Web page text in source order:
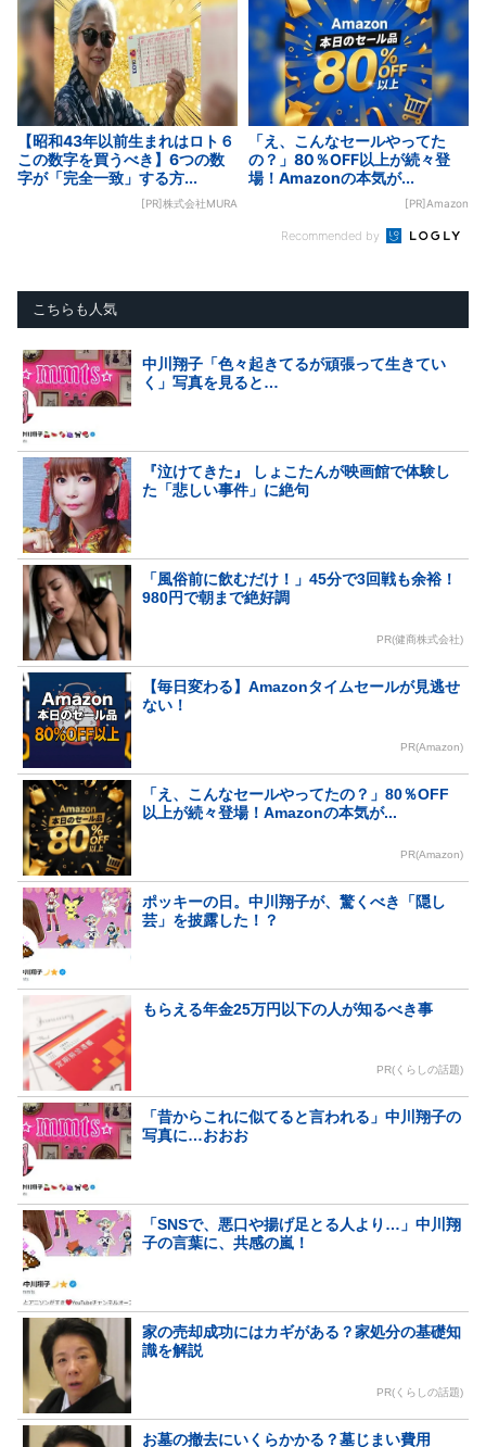
【昭和43年以前生まれはロト６
この数字を買うべき】6つの数
字が「完全一致」する方...
[PR]株式会社MURA
「え、こんなセールやってた
の？」80％OFF以上が続々登
場！Amazonの本気が...
[PR]Amazon
Recommended by
こちらも人気
中川翔子「色々起きてるが頑張って生きてい
く」写真を見ると…
『泣けてきた』 しょこたんが映画館で体験し
た「悲しい事件」に絶句
「風俗前に飲むだけ！」45分で3回戦も余裕！
980円で朝まで絶好調
PR(健商株式会社)
【毎日変わる】Amazonタイムセールが見逃せ
ない！
PR(Amazon)
「え、こんなセールやってたの？」80％OFF
以上が続々登場！Amazonの本気が...
PR(Amazon)
ポッキーの日。中川翔子が、驚くべき「隠し
芸」を披露した！？
もらえる年金25万円以下の人が知るべき事
PR(くらしの話題)
「昔からこれに似てると言われる」中川翔子の
写真に…おおお
「SNSで、悪口や揚げ足とる人より…」中川翔
子の言葉に、共感の嵐！
家の売却成功にはカギがある？家処分の基礎知
識を解説
PR(くらしの話題)
お墓の撤去にいくらかかる？墓じまい費用